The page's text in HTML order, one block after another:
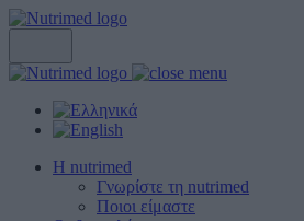
Η nutrimed
Γνωρίστε τη nutrimed
Ποιοι είμαστε